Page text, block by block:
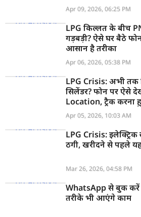
Apr 09, 2026, 06:25 PM
LPG किल्लत के बीच
गड़बड़ी? ऐसे घर बैठे
आसान है तरीका
Apr 06, 2026, 05:38 PM
LPG Crisis: अभी तक
सिलेंडर? फोन पर ऐसे
Location, ट्रैक
Apr 05, 2026, 10:03 AM
LPG Crisis: इलेक्ट्रिक
ठगी, खरीदने से पहले
Mar 26, 2026, 04:58 PM
WhatsApp से बुक करें
तरीके भी आएंगे काम